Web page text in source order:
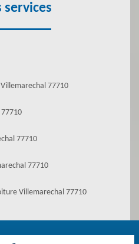
services
77710
77710
77710
Villemarechal 77710